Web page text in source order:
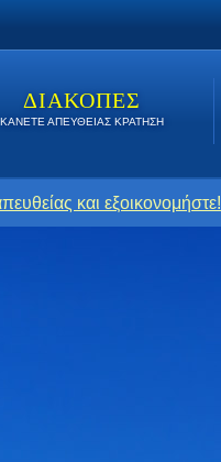
ΔΙΑΚΟΠΕΣ
ΚΑΝΕΤΕ ΑΠΕΥΘΕΙΑΣ ΚΡΑΤΗΣΗ
και εξοικονομήστε!